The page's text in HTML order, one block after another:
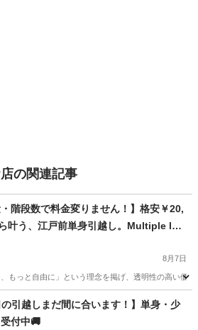
の関連記事
・階段数で料金変りません！】格安￥20,
叶う、江戸前単身引越し。Multiple lan
8月7日
もっと自由に」という理念を掲げ、透明性の高い価
引越しまだ間に合います！】単身・少
付中🚚